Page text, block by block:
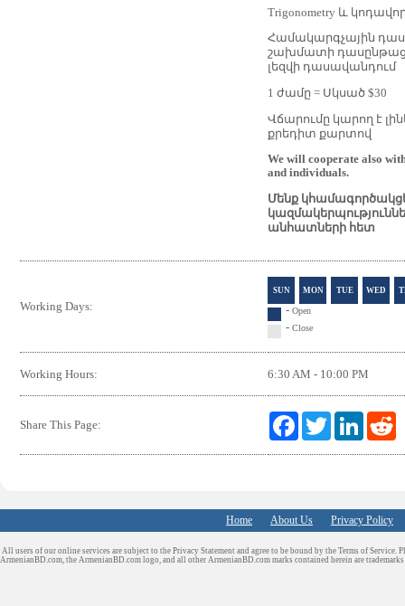
Trigonometry և
Համակարգչային
շախմատի
լեզվի դասավանդում
1 ժամը = Սկսած $30
Վճարումը կարող է
քրեդիտ քարտով
We will cooperate also
and individuals.
Մենք
անհատների հետ
Working Days:
SUN MON TUE WED
- Open
- Close
Working Hours: 6:30 AM - 10:00 PM
Share This Page:
F
k
T
L
n
Home About Us Privacy Policy
All users of our online services are subject to the Privacy Statement and agree to be bound by the Terms of Service.
ArmenianBD.com , the ArmenianBD.com logo, and all other ArmenianBD.com marks contained herein are